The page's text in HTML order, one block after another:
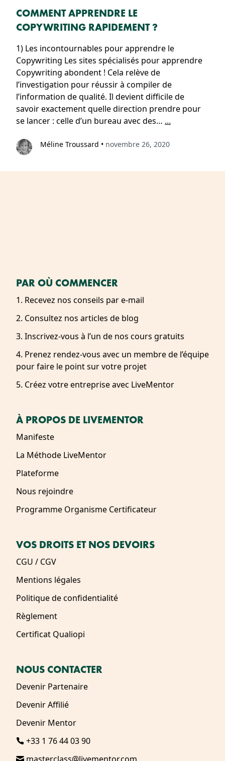
COMMENT APPRENDRE LE
COPYWRITING RAPIDEMENT ?
1) Les incontournables pour apprendre le
Copywriting Les sites spécialisés pour apprendre
Copywriting abondent ! Cela relève de
l’investigation pour réussir à compiler de
l’information de qualité. Il devient difficile de
savoir exactement quelle direction prendre pour
se lancer : celle d’un bureau avec des… ...
Méline Troussard • novembre 26, 2020
PAR OÙ COMMENCER
1. Recevez nos conseils par e-mail
2. Consultez nos articles de blog
3. Inscrivez-vous à l’un de nos cours gratuits
4. Prenez rendez-vous avec un membre de l’équipe
pour faire le point sur votre projet
5. Créez votre entreprise avec LiveMentor
À PROPOS DE LIVEMENTOR
Manifeste
La Méthode LiveMentor
Plateforme
Nous rejoindre
Programme Organisme Certificateur
VOS DROITS ET NOS DEVOIRS
CGU / CGV
Mentions légales
Politique de confidentialité
Règlement
Certificat Qualiopi
NOUS CONTACTER
Devenir Partenaire
Devenir Affilié
Devenir Mentor
+33 1 76 44 03 90